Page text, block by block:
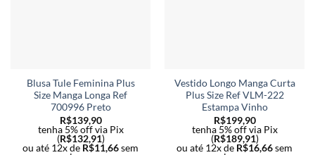
Blusa Tule Feminina Plus
Size Manga Longa Ref
700996 Preto
R$139,90
tenha 5% off via Pix
(R$132,91)
ou até 12x de R$11,66sem
Vestido Longo Manga Curta
Plus Size Ref VLM-222
Estampa Vinho
R$199,90
tenha 5% off via Pix
(R$189,91)
ou até 12x de R$16,66sem